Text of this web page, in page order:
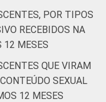
5
5
POR TIPOS
RECEBIDOS NA
12 MESES
QUE VIRAM
SEXUAL
12 MESES